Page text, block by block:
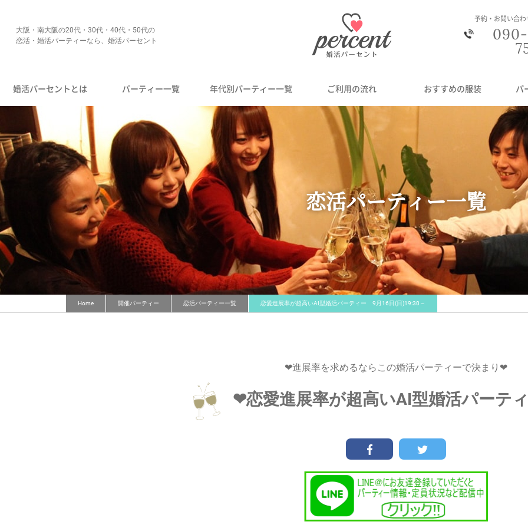
大阪・南大阪の20代・30代・40代・50代の
恋活・婚活パーティーなら、婚活パーセント
予約・お問い合
婚活パーセントとは パーティー一覧 年代別パーティー一覧 ご利用の流れ おすすめの服装 パ
恋活パーティー一覧
Home 開催パーティー 恋活パーティー一覧 恋愛進展率が超高いAI型婚活パーティー 9月16日(日)19:30～
❤進展率を求めるならこの婚活パーティーで決まり❤
❤恋愛進展率が超高いAI型婚活パーテ